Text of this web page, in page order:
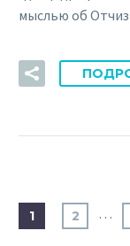
мыслью об
1 2 …